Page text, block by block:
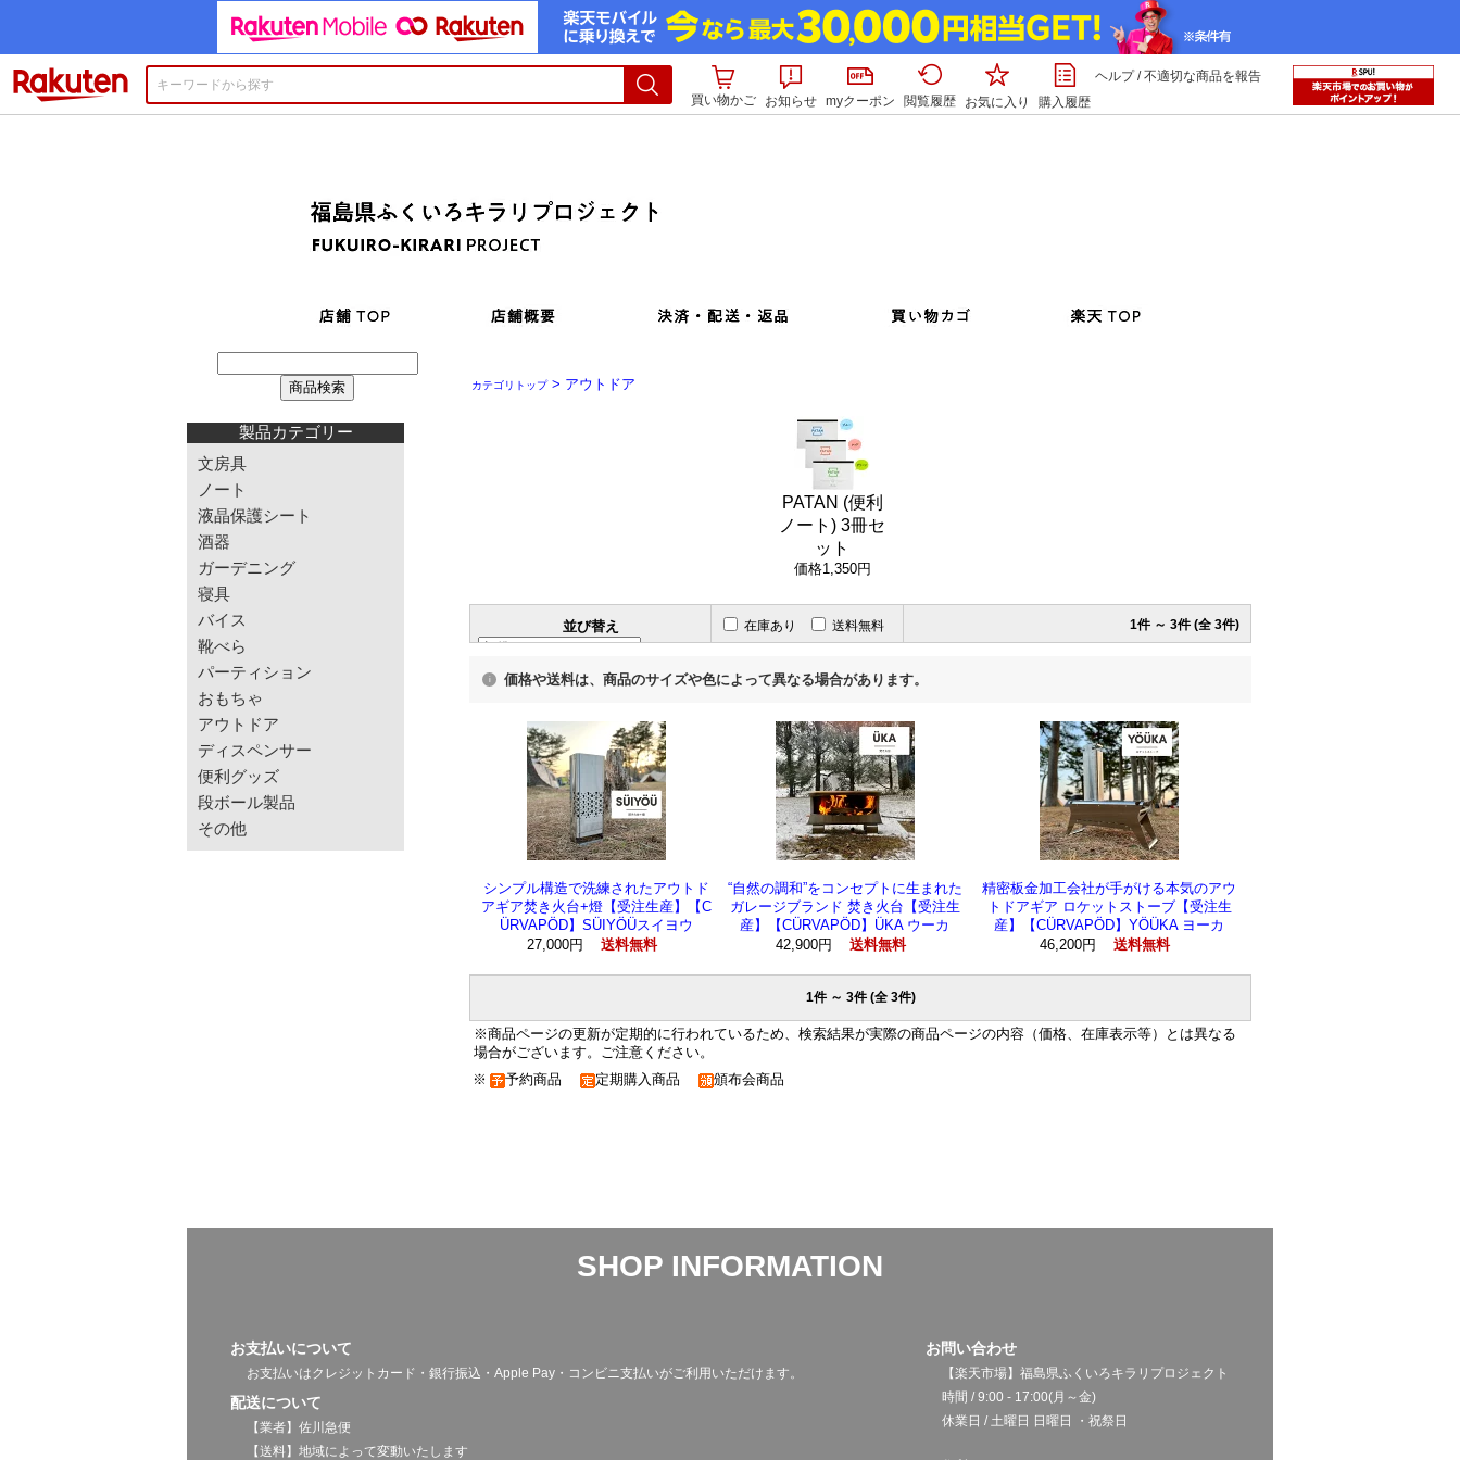
買い物かご
お知らせ myクーポン 閲覧履歴 お気に入り 購入履歴
ヘルプ/不適切な商品を報告
製品カテゴリー
文房具
ノート
液晶保護シート
酒器
ガーデニング
寝具
バイス
靴べら
パーティション
おもちゃ
アウトドア
ディスペンサー
便利グッズ
段ボール製品
その他
カテゴリトップ> アウトドア
PATAN (便利
ノート) 3冊セ
ット
価格1,350円
並び替え 在庫あり 送料無料 1件 ～ 3件 (全 3件)
価格や送料は、商品のサイズや色によって異なる場合があります。
シンプル構造で洗練されたアウトド
アギア焚き火台+燈【受注生産】【C
ÜRVAPÖD】SÜIYÖÜスイヨウ
27,000円
送料無料
“自然の調和”をコンセプトに生まれた
ガレージブランド 焚き火台【受注生
産】【CÜRVAPÖD】ÜKA ウーカ
42,900円
送料無料
精密板金加工会社が手がける本気のアウ
トドアギア ロケットストーブ【受注生
産】【CÜRVAPÖD】YÖÜKA ヨーカ
46,200円
送料無料
1件 ～ 3件 (全 3件)
※商品ページの更新が定期的に行われているため、検索結果が実際の商品ページの内容（価格、在庫表示等）とは異なる
場合がございます。ご注意ください。
※
予約商品 定期購入商品 頒布会商品
SHOP INFORMATION
お支払いについて
お支払いはクレジットカード・銀行振込・Apple Pay・コンビニ支払いがご利用いただけます。
配送について
【業者】佐川急便
【送料】地域によって変動いたします
お問い合わせ
【楽天市場】福島県ふくいろキラリプロジェクト
時間 / 9:00 - 17:00(月～金)
休業日 / 土曜日 日曜日 ・祝祭日